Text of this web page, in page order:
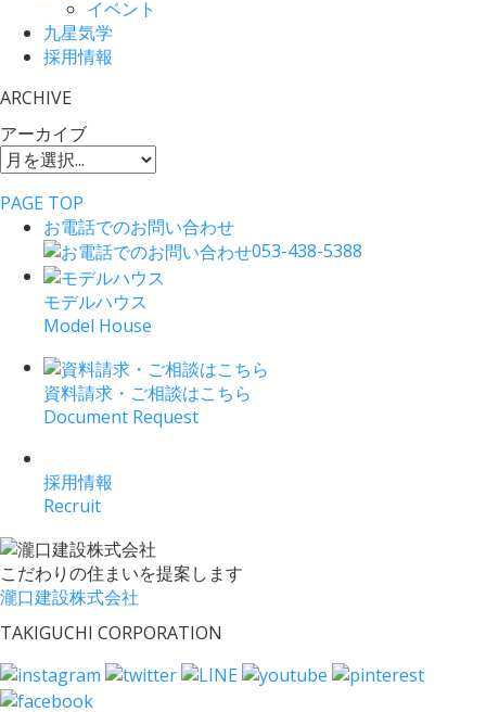
イベント
九星気学
採用情報
ARCHIVE
アーカイブ
PAGE TOP
お電話でのお問い合わせ
053-438-5388
モデルハウス
Model House
資料請求・ご相談はこちら
Document Request
採用情報
Recruit
こだわりの住まいを提案します
瀧口建設株式会社
TAKIGUCHI CORPORATION